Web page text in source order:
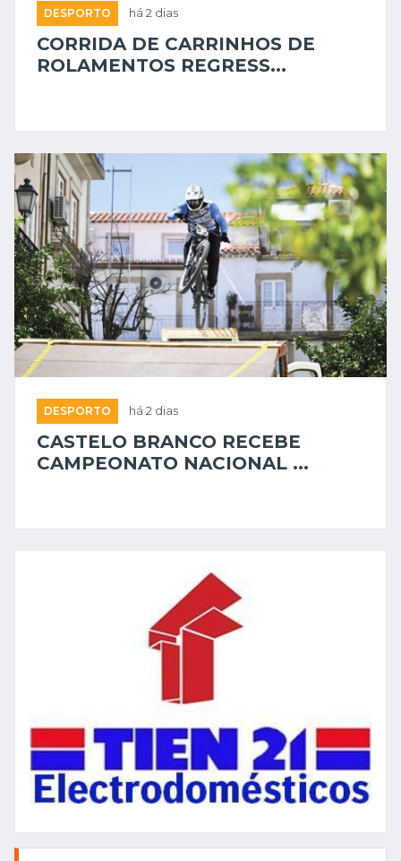
DESPORTO há 2 dias
CORRIDA DE CARRINHOS DE
ROLAMENTOS REGRESS...
DESPORTO há 2 dias
CASTELO BRANCO RECEBE
CAMPEONATO NACIONAL ...